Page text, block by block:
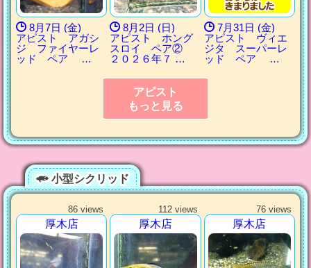
8月7日 (金)
アピスト アガシ
ジ ファイヤーレ
ッド ペア …
8月2日 (日)
アピスト ホング
スロイ ペア②
２０２６年７ …
7月31日 (金)
アピスト ヴィエ
ジタ スーパーレ
ッド ペア …
アピスト
もっと見る
小型シクリッド
86 views
厚木店
112 views
厚木店
76 views
厚木店